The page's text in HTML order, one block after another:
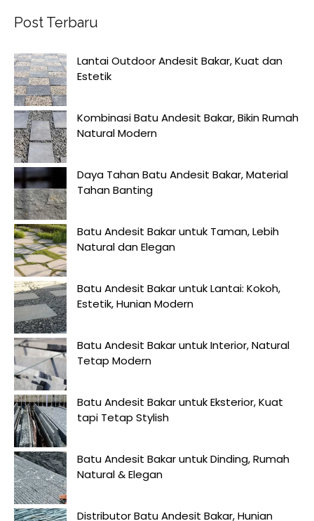
Post Terbaru
Lantai Outdoor Andesit Bakar, Kuat dan
Estetik
Kombinasi Batu Andesit Bakar, Bikin Rumah
Natural Modern
Daya Tahan Batu Andesit Bakar, Material
Tahan Banting
Batu Andesit Bakar untuk Taman, Lebih
Natural dan Elegan
Batu Andesit Bakar untuk Lantai: Kokoh,
Estetik, Hunian Modern
Batu Andesit Bakar untuk Interior, Natural
Tetap Modern
Batu Andesit Bakar untuk Eksterior, Kuat
tapi Tetap Stylish
Batu Andesit Bakar untuk Dinding, Rumah
Natural & Elegan
Distributor Batu Andesit Bakar, Hunian